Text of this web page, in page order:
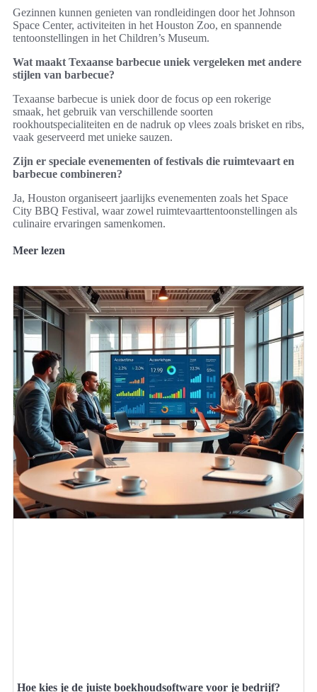
Gezinnen kunnen genieten van rondleidingen door het Johnson
Space Center, activiteiten in het Houston Zoo, en spannende
tentoonstellingen in het Children’s Museum.
Wat maakt Texaanse barbecue uniek vergeleken met andere
stijlen van barbecue?
Texaanse barbecue is uniek door de focus op een rokerige
smaak, het gebruik van verschillende soorten
rookhoutspecialiteiten en de nadruk op vlees zoals brisket en ribs,
vaak geserveerd met unieke sauzen.
Zijn er speciale evenementen of festivals die ruimtevaart en
barbecue combineren?
Ja, Houston organiseert jaarlijks evenementen zoals het Space
City BBQ Festival, waar zowel ruimtevaarttentoonstellingen als
culinaire ervaringen samenkomen.
Meer lezen
Hoe kies je de juiste boekhoudsoftware voor je bedrijf?